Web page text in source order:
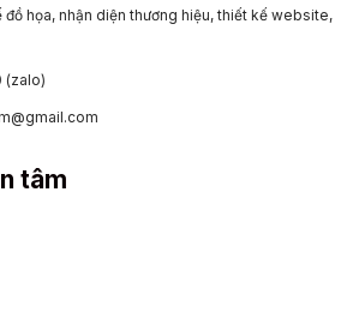
họa, nhận diện thương hiệu, thiết kế website,
(zalo)
tâm